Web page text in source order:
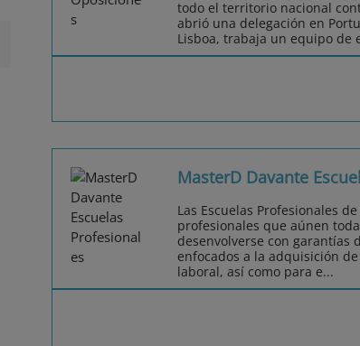
todo el territorio nacional
abrió una delegación en
Lisboa, trabaja un equipo de
MasterD Davante
Las Escuelas Profesionales
profesionales que aúnen
desenvolverse con garantías
enfocados a la adquisición
laboral, así como para e...